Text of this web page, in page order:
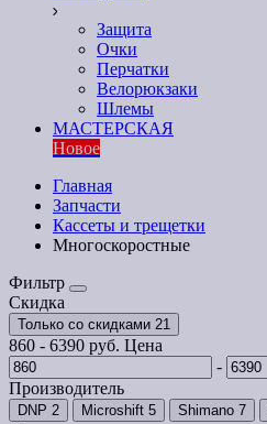
Защита
Очки
Перчатки
Велорюкзаки
Шлемы
МАСТЕРСКАЯ
Новое
Главная
Запчасти
Кассеты и трещетки
Многоскоростные
Фильтр
Скидка
Только со cкидками 21
860 - 6390 руб. Цена
-
Производитель
DNP 2 Microshift 5 Shimano 7